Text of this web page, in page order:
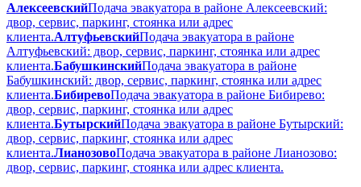
АлексеевскийПодача эвакуатора в районе Алексеевский:
двор, сервис, паркинг, стоянка или адрес
клиента.АлтуфьевскийПодача эвакуатора в районе
Алтуфьевский: двор, сервис, паркинг, стоянка или адрес
клиента.БабушкинскийПодача эвакуатора в районе
Бабушкинский: двор, сервис, паркинг, стоянка или адрес
клиента.БибиревоПодача эвакуатора в районе Бибирево:
двор, сервис, паркинг, стоянка или адрес
клиента.БутырскийПодача эвакуатора в районе Бутырский:
двор, сервис, паркинг, стоянка или адрес
клиента.ЛианозовоПодача эвакуатора в районе Лианозово:
двор, сервис, паркинг, стоянка или адрес клиента.